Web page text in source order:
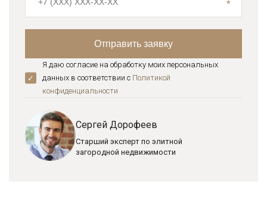
Я даю согласие на обработку моих персональных
данных в соответствии с Политикой
конфиденциальноcти
Сергей Дорофеев
Старший эксперт по элитной
загородной недвижимости